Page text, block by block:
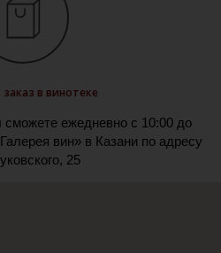
в винотеке
сможете ежедневно с 10:00 до
вин» в Казани по адресу
25